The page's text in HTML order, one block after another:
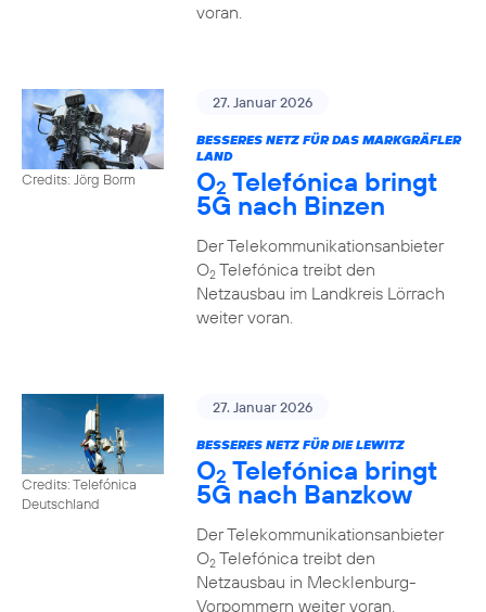
voran.
Credits: Jörg Borm
27. Januar 2026
BESSERES NETZ FÜR DAS MARKGRÄFLER
LAND
O2 Telefónica bringt
5G nach Binzen
Der Telekommunikationsanbieter
O2Telefónica treibt den
Netzausbau im Landkreis Lörrach
weiter voran.
Credits: Telefónica
Deutschland
27. Januar 2026
BESSERES NETZ FÜR DIE LEWITZ
O2 Telefónica bringt
5G nach Banzkow
Der Telekommunikationsanbieter
O2Telefónica treibt den
Netzausbau in Mecklenburg-
Vorpommern weiter voran.